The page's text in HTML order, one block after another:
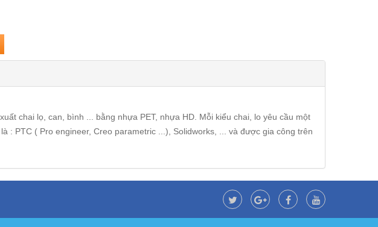
chai lọ, can, bình ... bằng nhựa PET, nhựa HD. Mỗi kiểu chai, lo yêu cầu một
: PTC ( Pro engineer, Creo parametric ...), Solidworks, ... và được gia công trên